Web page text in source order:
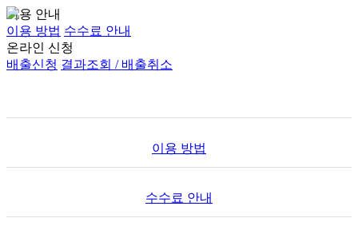
이용 안내
이용 방법 수수료 안내
온라인 신청
배출신청 결과조회 / 배출취소
이용 방법
수수료 안내